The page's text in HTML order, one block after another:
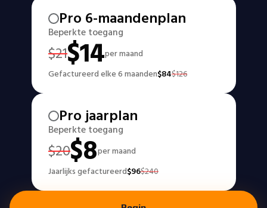
Pro 6-maandenplan
Beperkte toegang
$21$14per maand
Gefactureerd elke 6 maanden$84$126
Pro jaarplan
Beperkte toegang
$20$8per maand
Jaarlijks gefactureerd$96$240